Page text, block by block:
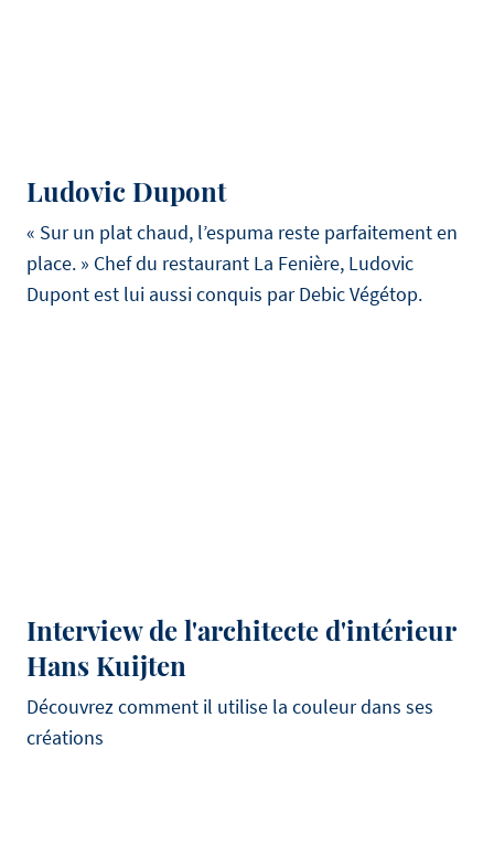
Ludovic Dupont
« Sur un plat chaud, l’espuma reste parfaitement en
place. » Chef du restaurant La Fenière, Ludovic
Dupont est lui aussi conquis par Debic Végétop.
Interview de l'architecte d'intérieur
Hans Kuijten
Découvrez comment il utilise la couleur dans ses
créations